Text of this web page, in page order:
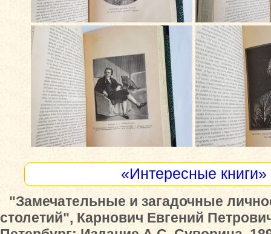
«Интересные книги»
"Замечательные и загадочные
столетий", Карнович Евгений